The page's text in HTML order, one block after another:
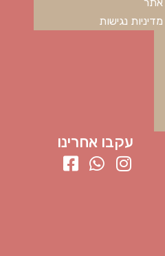
מדיניות נגישות
עקבו אחרינו